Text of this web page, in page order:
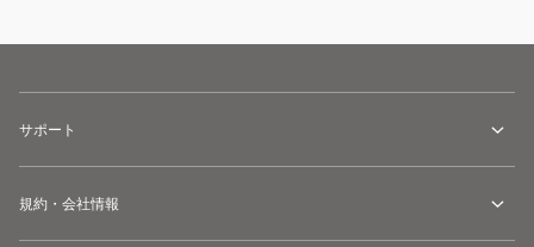
サポート
規約・会社情報